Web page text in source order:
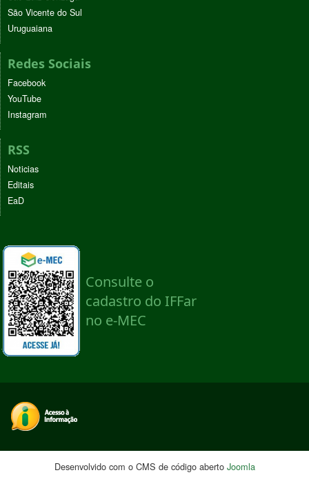
São Vicente do Sul
Uruguaiana
Redes Sociais
Facebook
YouTube
Instagram
RSS
Noticias
Editais
EaD
Desenvolvido com o CMS de código aberto Joomla